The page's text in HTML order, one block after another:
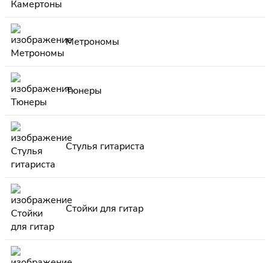
Метрономы
Тюнеры
Стулья гитариста
Стойки для гитар